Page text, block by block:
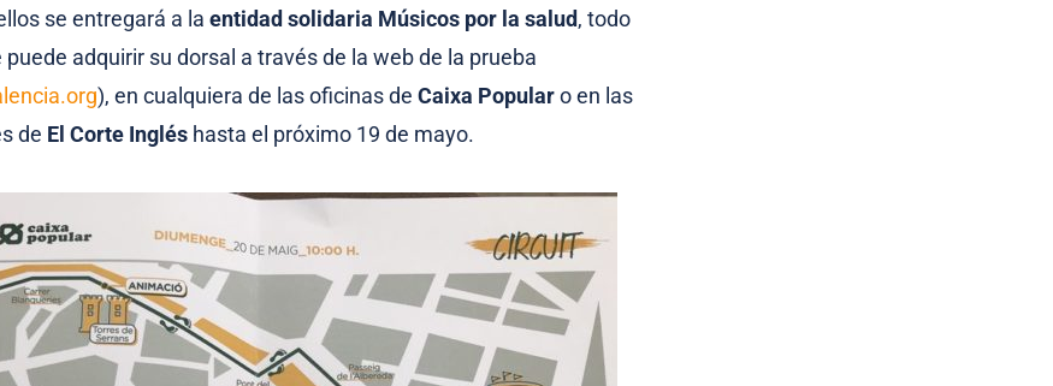
se entregará a la entidad solidaria Músicos por la salud, todo
puede adquirir su dorsal a través de la web de la prueba
), en cualquiera de las oficinas de Caixa Popularo en las
de El Corte Inglés hasta el próximo 19 de mayo.